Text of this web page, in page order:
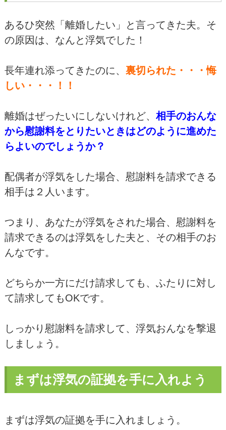
あるひ突然「離婚したい」と言ってきた夫。そ
の原因は、なんと浮気でした！
長年連れ添ってきたのに、 裏切られた・・・悔
しい・・・！！
離婚はぜったいにしないけれど、相手のおんな
から慰謝料をとりたいときはどのように進めた
らよいのでしょうか？
配偶者が浮気をした場合、慰謝料を請求できる
相手は２人います。
つまり、あなたが浮気をされた場合、慰謝料を
請求できるのは浮気をした夫と、その相手のお
んなです。
どちらか一方にだけ請求しても、ふたりに対し
て請求してもOKです。
しっかり慰謝料を請求して、浮気おんなを撃退
しましょう。
まずは浮気の証拠を手に入れよう
まずは浮気の証拠を手に入れましょう。